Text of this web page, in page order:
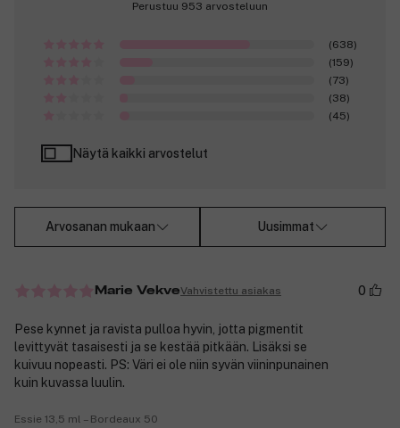
Perustuu 953 arvosteluun
(638)
(159)
(73)
(38)
(45)
Näytä kaikki arvostelut
Arvosanan mukaan Uusimmat
Marie VekveVahvistettu asiakas 0
Pese kynnet ja ravista pulloa hyvin, jotta pigmentit
levittyvät tasaisesti ja se kestää pitkään. Lisäksi se
kuivuu nopeasti. PS: Väri ei ole niin syvän viininpunainen
kuin kuvassa luulin.
Essie 13,5 ml – Bordeaux 50